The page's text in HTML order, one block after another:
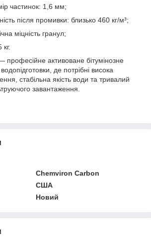
частинок: 1,6 мм;
після промивки: близько 460 кг/м³;
міцність гранул;
професійне активоване бітумінозне
де потрібні висока
стабільна якість води та тривалий
завантаження.
Chemviron Carbon
США
Новий